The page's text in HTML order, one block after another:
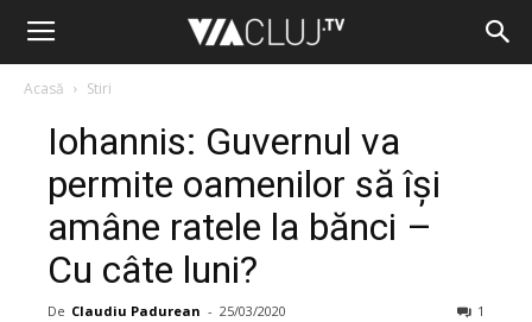
Acasă Stiri
Iohannis: Guvernul va
permite oamenilor să își
amâne ratele la bănci –
Cu câte luni?
De Claudiu Padurean - 25/03/2020 1